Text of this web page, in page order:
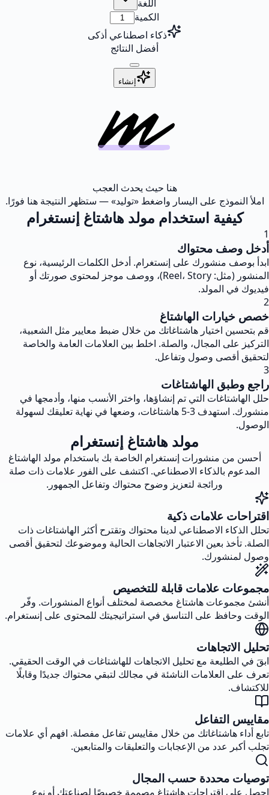
اللغة
الكمية
ذكاء اصطناعي أذكى
أفضل النتائج
إنشاء
هنا حيث يحدث العجب
املأ النموذج على اليسار واضغط «توليد» — ستظهر النتيجة هنا فورًا.
كيفية استخدام مولد هاشتاغ إنستغرام
1
أدخل وصف محتواك
ابدأ بوصف منشورك على إنستغرام. أدخل الكلمات الرئيسية، نوع
المنشور (مثل: Reel، Story)، ووصف موجز لمحتوى صورتك أو
فيديوك في المولد.
2
خصص خيارات الهاشتاغ
قم بتحسين اختيار هاشتاغاتك من خلال ضبط معايير مثل الشعبية،
التركيز على المجال، والصلة. اخلط بين العلامات العامة والخاصة
لتحقيق أقصى وصول وتفاعل.
3
راجع وطبق الهاشتاغات
حلل الهاشتاغات التي تم إنشاؤها، واختر الأنسب منها، وأدمجها في
منشورك. استهدف 3-5 هاشتاغات، وضعها في نهاية تعليقك لسهولة
الوصول.
مولد هاشتاغ إنستغرام
أحسن من منشورات إنستغرام الخاصة بك باستخدام مولد الهاشتاغ
المدعوم بالذكاء الاصطناعي. اكتشف على الفور علامات ذات صلة
ورائجة لتعزيز وضوح محتواك وتفاعل الجمهور.
اقتراحات علامات ذكية
تحلل الذكاء الاصطناعي لدينا محتواك وتقترح أكثر الهاشتاغات ذات
الصلة. تأخذ بعين الاعتبار الاتجاهات الحالية وموضوعك لتحقيق أقصى
وصول لمنشورك.
مجموعات علامات قابلة للتخصيص
أنشئ مجموعات هاشتاغ مخصصة لمختلف أنواع المنشورات. وفّر
الوقت وحافظ على التناسق في استراتيجيتك للمحتوى على إنستغرام.
تحليل الاتجاهات
ابقَ في الطليعة مع تحليل الاتجاهات للهاشتاغات في الوقت الحقيقي.
تعرف على العلامات الناشئة في مجالك لتبقي محتواك جديدًا وقابلًا
للاكتشاف.
مقاييس التفاعل
تابع أداء هاشتاغاتك من خلال مقاييس تفاعل مفصلة. افهم أي علامات
تجلب أكبر عدد من الإعجابات والتعليقات والمتابعين.
توصيات محددة حسب المجال
احصل على اقتراحات هاشتاغ مصممة خصيصًا لصناعتك أو نوع